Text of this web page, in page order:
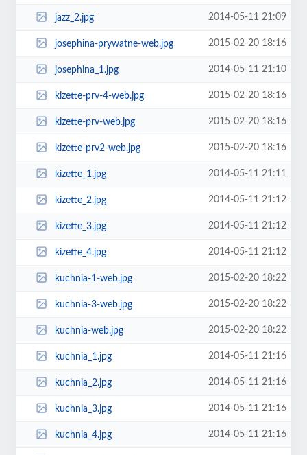
jazz_2.jpg 2014-05-11 21:09
josephina-prywatne-web.jpg 2015-02-20 18:16
josephina_1.jpg 2014-05-11 21:10
kizette-prv-4-web.jpg 2015-02-20 18:16
kizette-prv-web.jpg 2015-02-20 18:16
kizette-prv2-web.jpg 2015-02-20 18:16
kizette_1.jpg 2014-05-11 21:11
kizette_2.jpg 2014-05-11 21:12
kizette_3.jpg 2014-05-11 21:12
kizette_4.jpg 2014-05-11 21:12
kuchnia-1-web.jpg 2015-02-20 18:22
kuchnia-3-web.jpg 2015-02-20 18:22
kuchnia-web.jpg 2015-02-20 18:22
kuchnia_1.jpg 2014-05-11 21:16
kuchnia_2.jpg 2014-05-11 21:16
kuchnia_3.jpg 2014-05-11 21:16
kuchnia_4.jpg 2014-05-11 21:16